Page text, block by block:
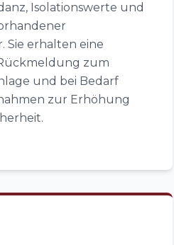
Isolationswerte und
Sie erhalten eine
zum
und bei Bedarf
zur Erhöhung